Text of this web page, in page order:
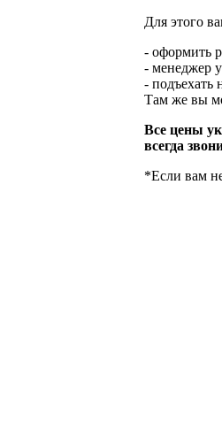
Для этого
- оформить
- менеджер
- подъехать
Там же вы
Все цены
всегда
*Если вам